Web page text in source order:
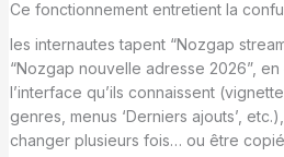
Ce fonctionnement entretient la
les internautes tapent “Nozgap
“Nozgap nouvelle adresse 2026”,
l’interface qu’ils connaissent
genres, menus ‘Derniers ajouts’,
changer plusieurs fois… ou être